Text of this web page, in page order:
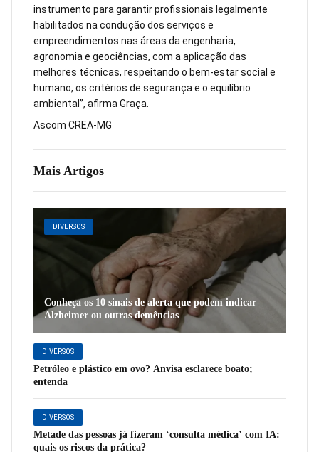
Mais Artigos
DIVERSOS
Conheça os 10 sinais de alerta que podem indicar
Alzheimer ou outras demências
DIVERSOS
Petróleo e plástico em ovo? Anvisa esclarece boato;
entenda
DIVERSOS
Metade das pessoas já fizeram ‘consulta médica’ com IA:
quais os riscos da prática?
instrumento para garantir profissionais legalmente
habilitados na condução dos serviços e
empreendimentos nas áreas da engenharia,
agronomia e geociências, com a aplicação das
melhores técnicas, respeitando o bem-estar social e
humano, os critérios de segurança e o equilíbrio
ambiental”, afirma Graça.
Ascom CREA-MG